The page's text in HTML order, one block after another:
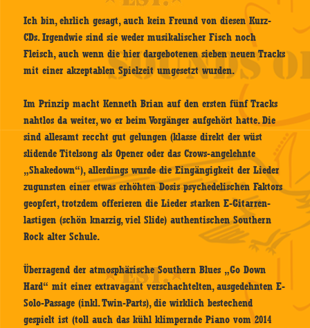
Ich bin, ehrlich gesagt, auch kein Freund von diesen Kurz-
CDs. Irgendwie sind sie weder musikalischer Fisch noch
Fleisch, auch wenn die hier dargebotenen sieben neuen Tracks
mit einer akzeptablen Spielzeit umgesetzt wurden.
Im Prinzip macht Kenneth Brian auf den ersten fünf Tracks
nahtlos da weiter, wo er beim Vorgänger aufgehört hatte. Die
sind allesamt reccht gut gelungen (klasse direkt der wüst
slidende Titelsong als Opener oder das Crows-angelehnte
„Shakedown“), allerdings wurde die Eingängigkeit der Lieder
zugunsten einer etwas erhöhten Dosis psychedelischen Faktors
geopfert, trotzdem offerieren die Lieder starken E-Gitarren-
lastigen (schön knarzig, viel Slide) authentischen Southern
Rock alter Schule.
Überragend der atmosphärische Southern Blues „Go Down
Hard“ mit einer extravagant verschachtelten, ausgedehnten E-
Solo-Passage (inkl. Twin-Parts), die wirklich bestechend
gespielt ist (toll auch das kühl klimpernde Piano vom 2014